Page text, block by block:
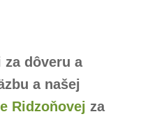
dôveru a
a našej
Ridzoňovej za